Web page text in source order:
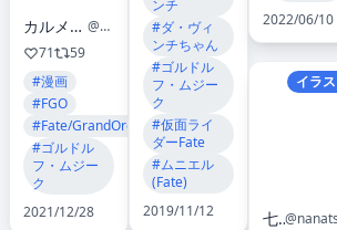
カルメン🦴土曜西け04b
@carmen_i
71
59
#漫画
#FGO
#Fate/GrandOrder
#ゴルドル
フ・ムジー
ク
2021/12/28
ンチ
#ダ・ヴィ
ンチちゃん
#ゴルドル
フ・ムジー
ク
#仮面ライ
ダーFate
#ムニエル
(Fate)
2019/11/12
2022/06/10
イラ
七詰